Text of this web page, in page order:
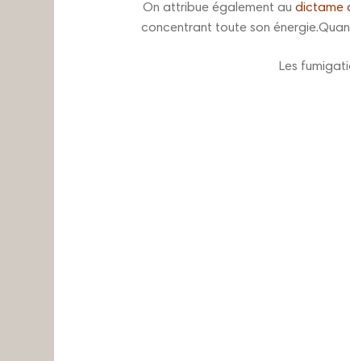
On attribue également au dictame
concentrant toute son
Les